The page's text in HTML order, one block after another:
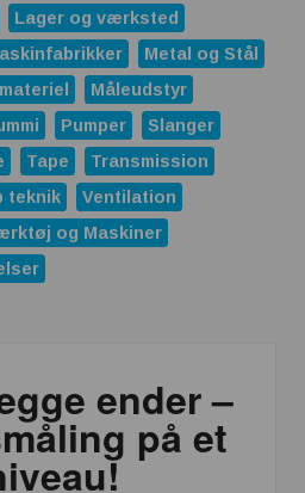
Lager og værksted
Metal og Stål
Måleudstyr
Pumper
Slanger
Tape
Transmission
teknik
Ventilation
og Maskiner
ender –
på et